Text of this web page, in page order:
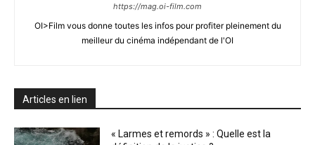
https://mag.oi-film.com
OI>Film vous donne toutes les infos pour profiter pleinement du
meilleur du cinéma indépendant de l'OI
Articles en lien
« Larmes et remords » : Quelle est la